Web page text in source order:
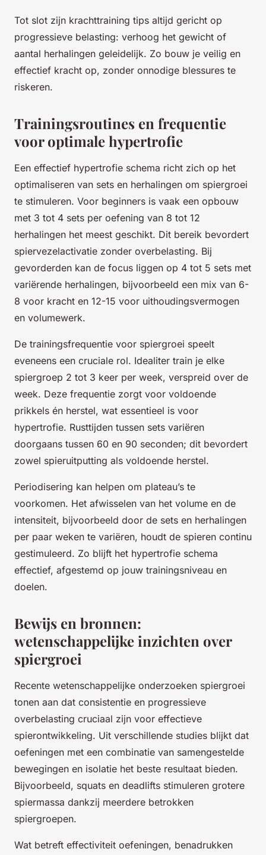
Tot slot zijn krachttraining tips altijd gericht op
progressieve belasting: verhoog het gewicht of
aantal herhalingen geleidelijk. Zo bouw je veilig en
effectief kracht op, zonder onnodige blessures te
riskeren.
Trainingsroutines en frequentie
voor optimale hypertrofie
Een effectief hypertrofie schema richt zich op het
optimaliseren van sets en herhalingen om spiergroei
te stimuleren. Voor beginners is vaak een opbouw
met 3 tot 4 sets per oefening van 8 tot 12
herhalingen het meest geschikt. Dit bereik bevordert
spiervezelactivatie zonder overbelasting. Bij
gevorderden kan de focus liggen op 4 tot 5 sets met
variërende herhalingen, bijvoorbeeld een mix van 6-
8 voor kracht en 12-15 voor uithoudingsvermogen
en volumewerk.
De trainingsfrequentie voor spiergroei speelt
eveneens een cruciale rol. Idealiter train je elke
spiergroep 2 tot 3 keer per week, verspreid over de
week. Deze frequentie zorgt voor voldoende
prikkels én herstel, wat essentieel is voor
hypertrofie. Rusttijden tussen sets variëren
doorgaans tussen 60 en 90 seconden; dit bevordert
zowel spieruitputting als voldoende herstel.
Periodisering kan helpen om plateau’s te
voorkomen. Het afwisselen van het volume en de
intensiteit, bijvoorbeeld door de sets en herhalingen
per paar weken te variëren, houdt de spieren continu
gestimuleerd. Zo blijft het hypertrofie schema
effectief, afgestemd op jouw trainingsniveau en
doelen.
Bewijs en bronnen:
wetenschappelijke inzichten over
spiergroei
Recente wetenschappelijke onderzoeken spiergroei
tonen aan dat consistentie en progressieve
overbelasting cruciaal zijn voor effectieve
spierontwikkeling. Uit verschillende studies blijkt dat
oefeningen met een combinatie van samengestelde
bewegingen en isolatie het beste resultaat bieden.
Bijvoorbeeld, squats en deadlifts stimuleren grotere
spiermassa dankzij meerdere betrokken
spiergroepen.
Wat betreft effectiviteit oefeningen, benadrukken